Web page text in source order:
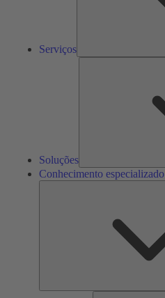
Serviços
Soluções
Conhecimento especializado